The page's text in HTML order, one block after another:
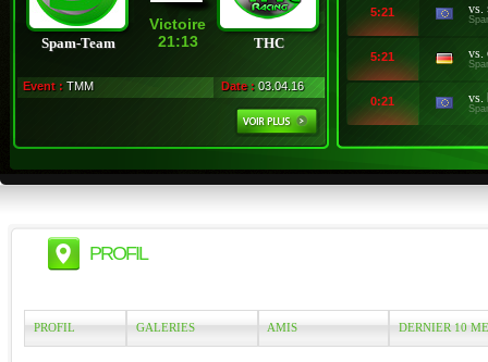
Spam-Team
Victoire
21:13
THC
Event : TMM Date : 03.04.16
5:21 vs.
5:21 vs.
0:21 vs.
PROFIL
PROFIL GALERIES AMIS DERNIER 10